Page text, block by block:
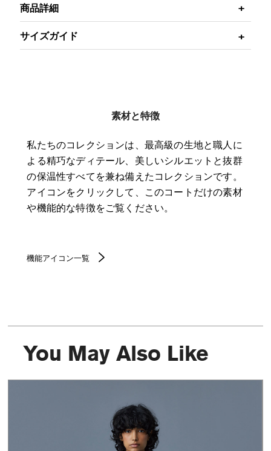
商品詳細
サイズガイド
素材と特徴
私たちのコレクションは、最高級の生地と職人に
よる精巧なディテール、美しいシルエットと抜群
の保温性すべてを兼ね備えたコレクションです。
アイコンをクリックして、このコートだけの素材
や機能的な特徴をご覧ください。
機能アイコン一覧
You May Also Like